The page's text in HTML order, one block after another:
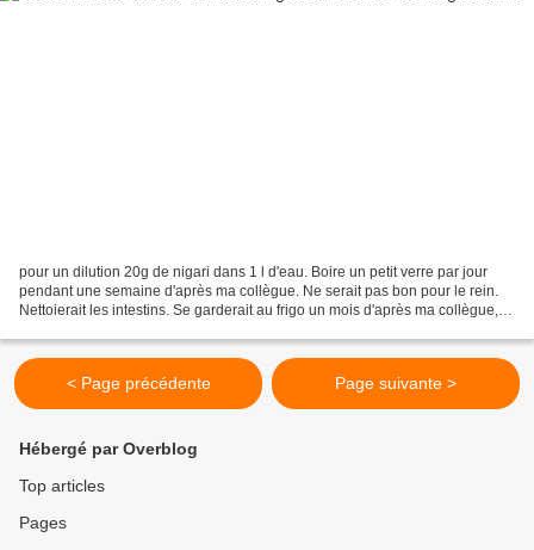
pour un dilution 20g de nigari dans 1 l d'eau. Boire un petit verre par jour
pendant une semaine d'après ma collègue. Ne serait pas bon pour le rein.
Nettoierait les intestins. Se garderait au frigo un mois d'après ma collègue,
< Page précédente Page suivante >
Hébergé par Overblog
Top articles
Pages